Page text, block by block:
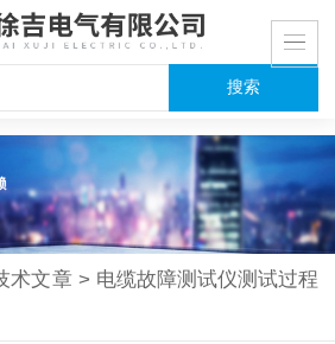
术文章 > 电缆故障测试仪测试过程